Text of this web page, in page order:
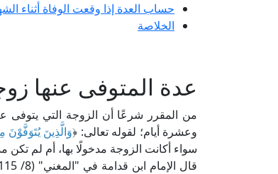
حساب العدة إذا وقعت الوفاة أثناء
الخلاصة
عدة المتوفى عنها
من المقرر شرعًا أن الزوجة التي يتوفى
وعشرة أيام؛ لقوله تعالى: ﴿وَالَّذِينَ يُتَوَفَّوْنَ
سواء أكانت الزوجة مدخولًا بها، أم لم